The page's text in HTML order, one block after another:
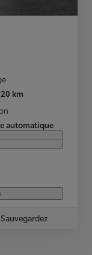
km
automatique
Sauvegardez